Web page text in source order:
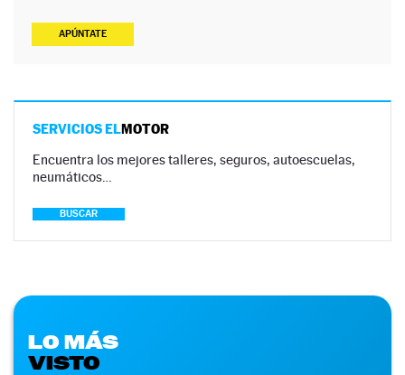
APÚNTATE
SERVICIOS ELMOTOR
Encuentra los mejores talleres, seguros, autoescuelas,
neumáticos…
BUSCAR
LO MÁS
VISTO